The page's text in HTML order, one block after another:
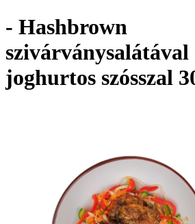
- Hashbrown
szivárványsalátával
joghurtos szósszal